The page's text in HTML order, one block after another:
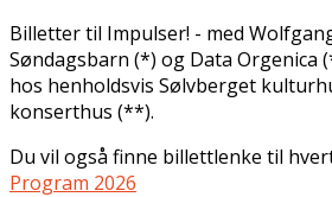
Billetter til Impulser! - med
Søndagsbarn (*) og Data Orgenica
hos henholdsvis Sølvberget
konserthus (**).
Du vil også finne billettlenke til
Program 2026